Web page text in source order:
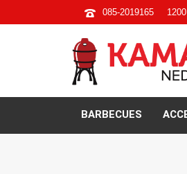
085-2019165
BARBECUES